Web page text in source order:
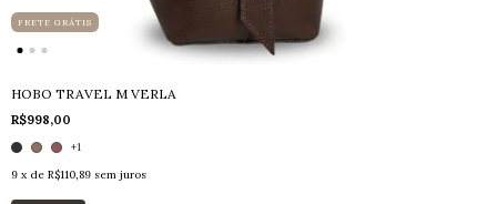
FRETE GRÁTIS
HOBO TRAVEL M VERLA
R$998,00
+1
9 x de R$110,89 sem juros